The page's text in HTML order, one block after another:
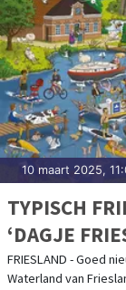
10 maart 2025,
TYPISCH
‘DAGJE
FRIESLAND - Goed
Waterland van